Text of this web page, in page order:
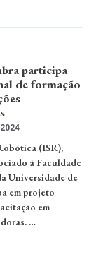
participa
de formação
(ISR),
à Faculdade
Universidade de
em projeto
em
…